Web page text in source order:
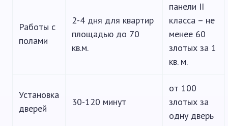
Работы с
полами
2-4 дня для квартир
площадью до 70
кв.м.
панели II
класса – не
менее 60
злотых за 1
кв. м.
Установка
дверей
30-120 минут
от 100
злотых за
одну дверь